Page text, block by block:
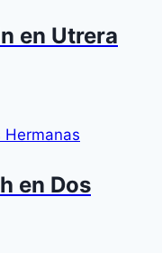
en Utrera
en Dos